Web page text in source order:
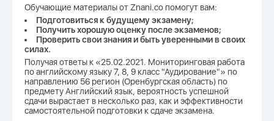
Обучающие материалы от Znani.co помогут вам:
Подготовиться к будущему экзамену;
Получить хорошую оценку после экзаменов;
Проверить свои знания и быть уверенными в своих
силах.
Получая ответы к «25.02.2021. Мониторинговая работа
по английскому языку 7, 8, 9 класс "Аудирование"» по
направлению 56 регион (Оренбургская область) по
предмету Английский язык, вероятность успешной
сдачи вырастает в несколько раз, как и эффективности
самостоятельной подготовки к сдаче экзамена.